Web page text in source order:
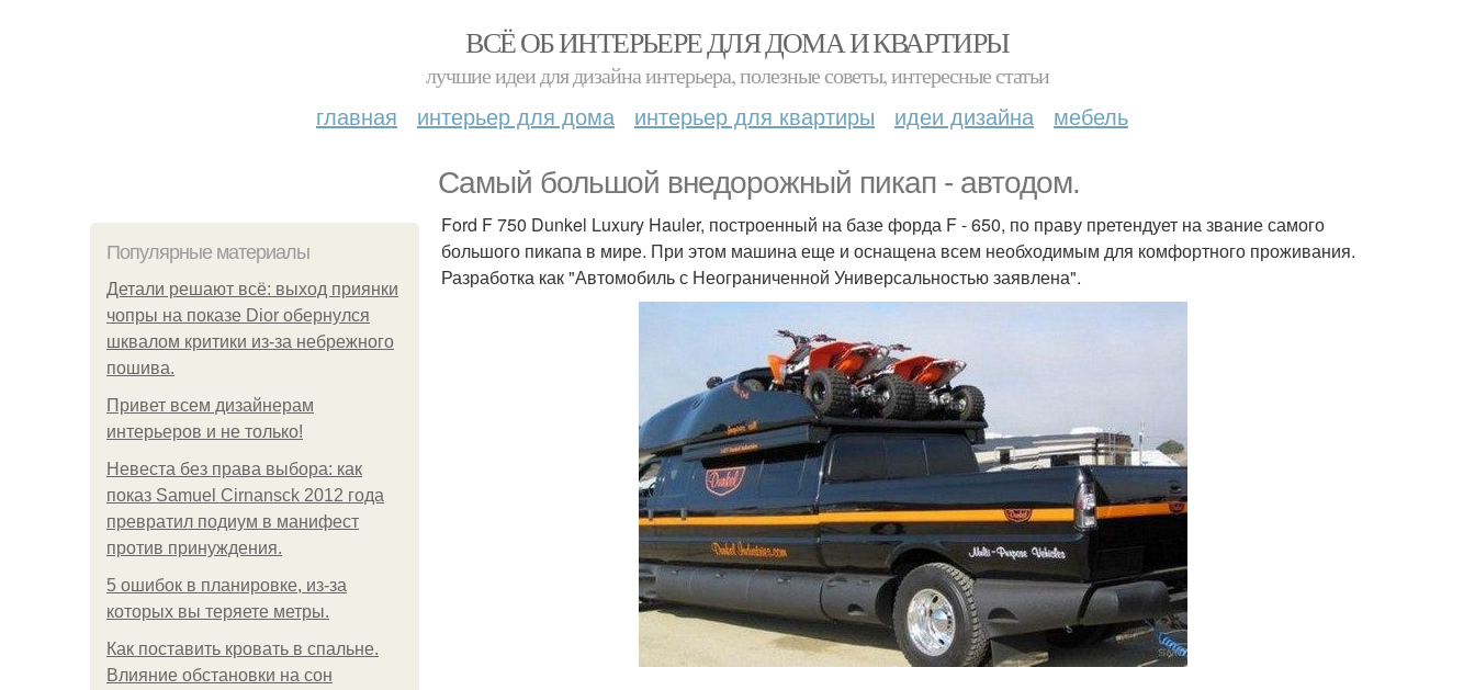
ВСЁ ОБ ИНТЕРЬЕРЕ ДЛЯ ДОМА И КВАРТИРЫ
лучшие идеи для дизайна интерьера, полезные советы, интересные статьи
главная интерьер для дома интерьер для квартиры идеи дизайна мебель
Самый большой внедорожный пикап - автодом.
Популярные материалы
Детали решают всё: выход приянки
чопры на показе Dior обернулся
шквалом критики из-за небрежного
пошива.
Привет всем дизайнерам
интерьеров и не только!
Невеста без права выбора: как
показ Samuel Cirnansck 2012 года
превратил подиум в манифест
против принуждения.
5 ошибок в планировке, из-за
которых вы теряете метры.
Как поставить кровать в спальне.
Влияние обстановки на сон
Ford F 750 Dunkel Luxury Hauler, построенный на базе форда F - 650, по праву претендует на звание самого
большого пикапа в мире. При этом машина еще и оснащена всем необходимым для комфортного проживания.
Разработка как "Автомобиль с Неограниченной Универсальностью заявлена".